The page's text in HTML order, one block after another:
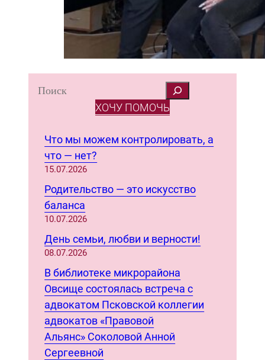
S
ХОЧУ ПОМОЧЬ
Что мы можем контролировать, а
что — нет?
15.07.2026
Родительство — это искусство
баланса
10.07.2026
День семьи, любви и верности!
08.07.2026
В библиотеке микрорайона
Овсище состоялась встреча с
адвокатом Псковской коллегии
адвокатов «Правовой
Альянс» Соколовой Анной
Сергеевной